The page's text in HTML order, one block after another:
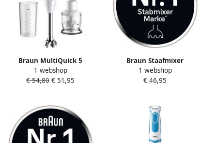
Braun MultiQuick 5
MQ50.201M Staafmixer Wit
1 webshop
€ 54,80 € 51,95
Braun Staafmixer
MultiQuick 5 MQ 50001 M
1000 W 21 snelheden
accessoires
vaatwasmachinebestendig
1 webshop
€ 46,95